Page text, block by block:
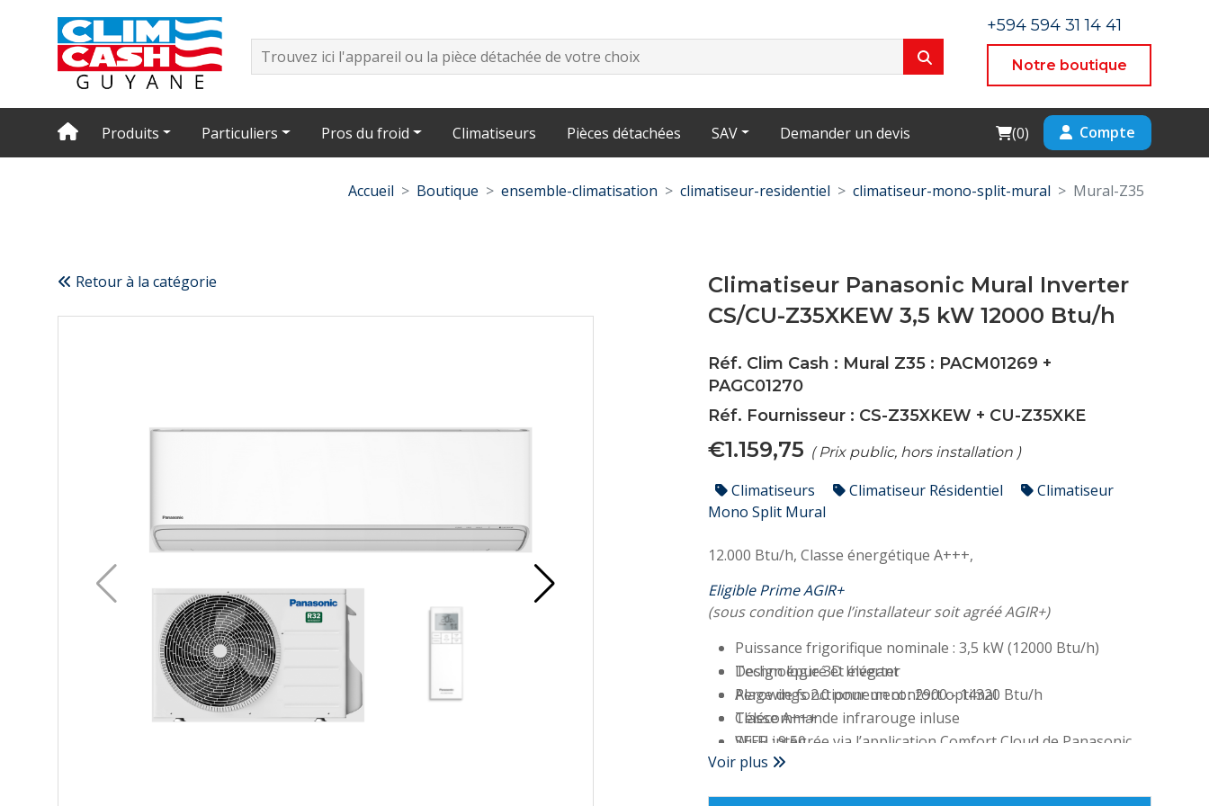
+594 594 31 14 41
Notre boutique
Produits Particuliers Pros du froid Climatiseurs Pièces détachées SAV Demander un devis Cart
(0) Compte
Accueil Boutique ensemble-climatisation climatiseur-residentiel climatiseur-mono-split-mural Mural-Z35
Retour à la catégorie
Climatiseur Panasonic Mural Inverter
CS/CU-Z35XKEW 3,5 kW 12000 Btu/h
Réf. Clim Cash : Mural Z35 : PACM01269 +
PAGC01270
Réf. Fournisseur : CS-Z35XKEW + CU-Z35XKE
€1.159,75 ( Prix public, hors installation )
Climatiseurs Climatiseur Résidentiel
Climatiseur
Mono Split Mural
12.000 Btu/h, Classe énergétique A+++,
Eligible Prime AGIR+
(sous condition que l’installateur soit agréé AGIR+)
Puissance frigorifique nominale : 3,5 kW (12000 Btu/h)
Technologie 3D Inverter
Plage de fonctionnement : 2900 - 14320 Btu/h
Classe A+++
SEER : 9,50
Consommation électrique : 850 W
Design épuré et élégant
Aerowings 2.0 pour un confort optimal
Télécommande infrarouge inluse
Wi-Fi intégrée via l’application Comfort Cloud de Panasonic
Télécommande filaire en option
Voir plus